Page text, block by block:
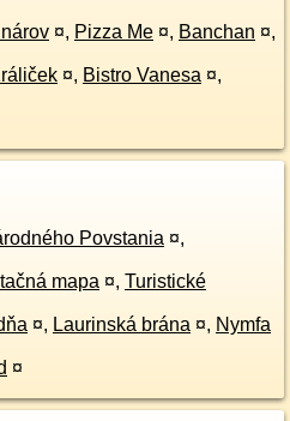
¤, Pizza Me ¤, Banchan ¤,
¤, Bistro Vanesa ¤,
Povstania ¤,
mapa ¤, Turistické
¤, Laurinská brána ¤, Nymfa
¤